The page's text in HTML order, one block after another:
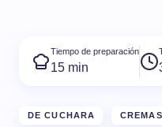
Tiempo de preparación
15 min
DE CUCHARA CREMAS